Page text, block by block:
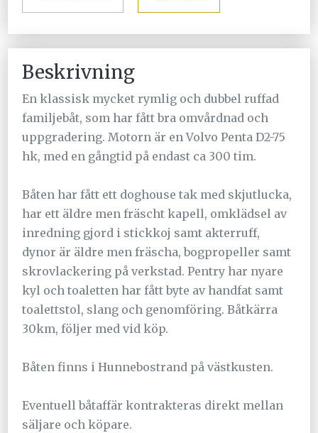
Beskrivning
En klassisk mycket rymlig och dubbel ruffad
familjebåt, som har fått bra omvårdnad och
uppgradering. Motorn är en Volvo Penta D2-75
hk, med en gångtid på endast ca 300 tim.
Båten har fått ett doghouse tak med skjutlucka,
har ett äldre men fräscht kapell, omklädsel av
inredning gjord i stickkoj samt akterruff,
dynor är äldre men fräscha, bogpropeller samt
skrovlackering på verkstad. Pentry har nyare
kyl och toaletten har fått byte av handfat samt
toalettstol, slang och genomföring. Båtkärra
30km, följer med vid köp.
Båten finns i Hunnebostrand på västkusten.
Eventuell båtaffär kontrakteras direkt mellan
säljare och köpare.